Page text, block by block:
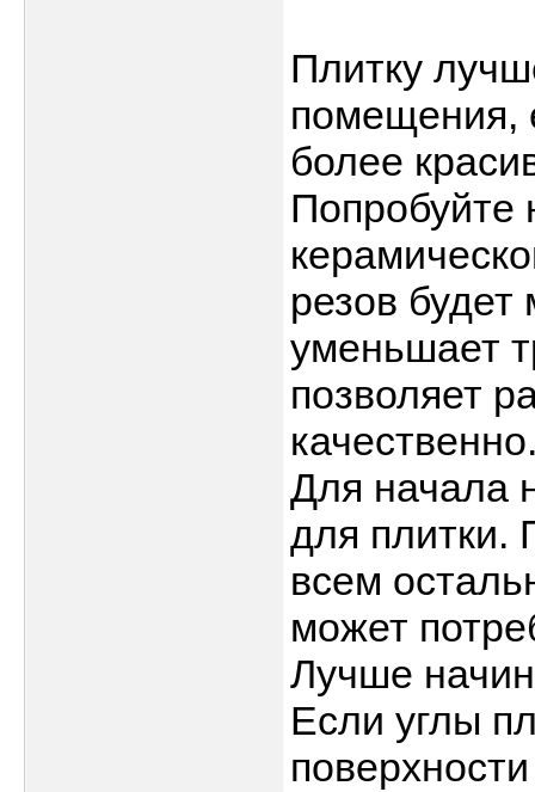
Плитку
помещения,
более
Попробуйте
резов
уменьшает
позволяет
Для начала
для плитки.
всем
может
Лучше
Если углы